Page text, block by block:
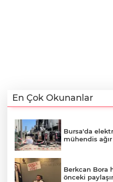
En Çok Okunanlar
Bursa'da
mühendis
Berkcan Bora
önceki